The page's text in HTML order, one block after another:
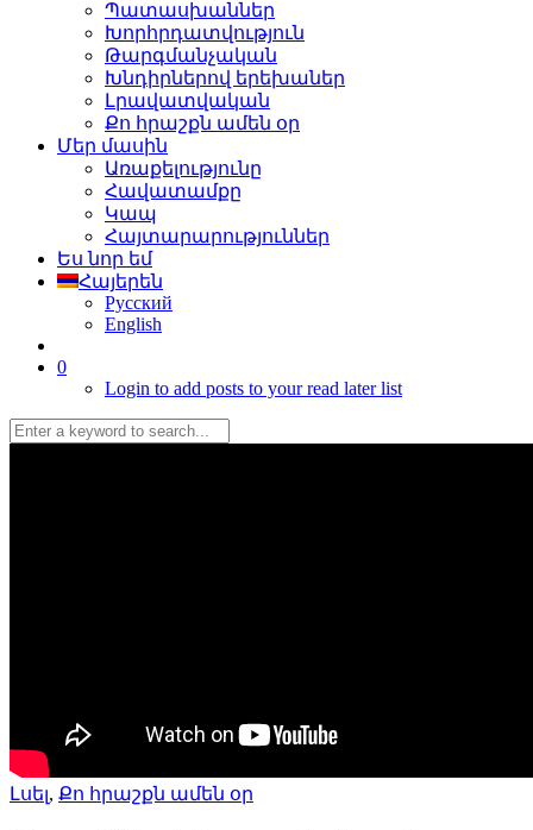
Պատասխաններ
Խորհրդատվություն
Թարգմանչական
Խնդիրներով երեխաներ
Լրավատվական
Քո հրաշքն ամեն օր
Մեր մասին
Առաքելությունը
Հավատամքը
Կապ
Հայտարարություններ
Ես նոր եմ
Հայերեն
Русский
English
0
Login to add posts to your read later list
Լսել, Քո հրաշքն ամեն օր